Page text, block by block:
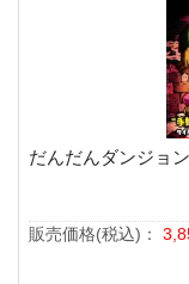
だんだんダンジョン
販売価格(税込)：